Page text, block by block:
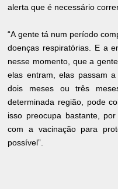
alerta que é necessário
“A gente tá num período
doenças respiratórias. E a
nesse momento, que a
elas entram, elas passam
dois meses ou três
determinada região, pode
isso preocupa bastante,
com a vacinação para
possível”.